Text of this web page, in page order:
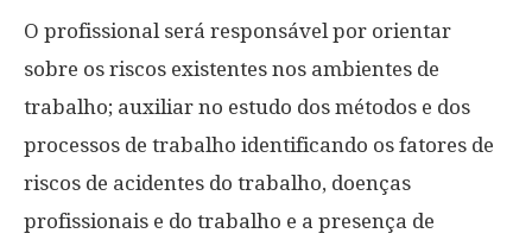
O profissional será responsável por orientar
sobre os riscos existentes nos ambientes de
trabalho; auxiliar no estudo dos métodos e dos
processos de trabalho identificando os fatores de
riscos de acidentes do trabalho, doenças
profissionais e do trabalho e a presença de